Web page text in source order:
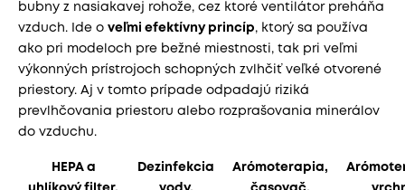
bubny z nasiakavej rohože, cez ktoré ventilátor preháňa
vzduch. Ide o veľmi efektívny princíp, ktorý sa používa
ako pri modeloch pre bežné miestnosti, tak pri veľmi
výkonných prístrojoch schopných zvlhčiť veľké otvorené
priestory. Aj v tomto prípade odpadajú riziká
prevlhčovania priestoru alebo rozprašovania minerálov
do vzduchu.
HEPA a
uhlíkový filter,
Dezinfekcia
vody,
Arómoterapia,
časovač,